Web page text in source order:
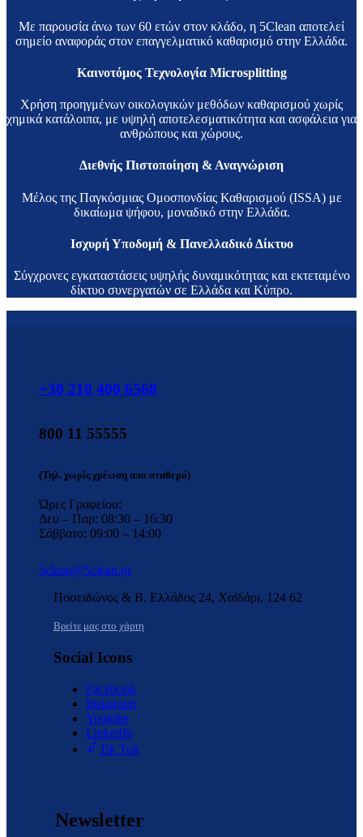
Με παρουσία άνω των 60 ετών στον κλάδο, η 5Clean αποτελεί
σημείο αναφοράς στον επαγγελματικό καθαρισμό στην Ελλάδα.
Καινοτόμος Τεχνολογία Microsplitting
Χρήση προηγμένων οικολογικών μεθόδων καθαρισμού χωρίς
χημικά κατάλοιπα, με υψηλή αποτελεσματικότητα και ασφάλεια για
ανθρώπους και χώρους.
Διεθνής Πιστοποίηση & Αναγνώριση
Μέλος της Παγκόσμιας Ομοσπονδίας Καθαρισμού (ISSA) με
δικαίωμα ψήφου, μοναδικό στην Ελλάδα.
Ισχυρή Υποδομή & Πανελλαδικό Δίκτυο
Σύγχρονες εγκαταστάσεις υψηλής δυναμικότητας και εκτεταμένο
δίκτυο συνεργατών σε Ελλάδα και Κύπρο.
+30 210 400 6568
800 11 55555
(Τηλ. χωρίς χρέωση απο σταθερό)
Ώρες Γραφείου:
Δευ – Παρ: 08:30 – 16:30
Σάββατο: 09:00 – 14:00
5clean@5clean.gr
Ποσειδώνος & Β. Ελλάδος 24, Χαϊδάρι, 124 62
Βρείτε μας στο χάρτη
Social Icons
Facebook
Instagram
Youtube
LinkedIn
Tik Tok
Newsletter